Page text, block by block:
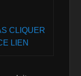
CLIQUER
LIEN